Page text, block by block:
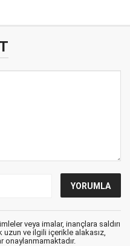
veya imalar, inançlara saldırı
uzun ve ilgili içerikle alakasız,
onaylanmamaktadır.